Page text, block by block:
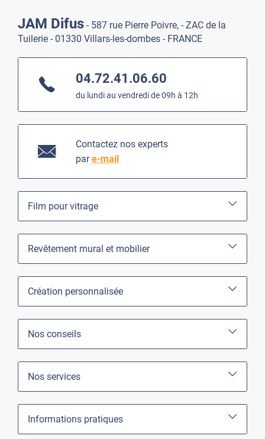
JAM Difus - 587 rue Pierre Poivre, - ZAC de la
Tuilerie - 01330 Villars-les-dombes - FRANCE
04.72.41.06.60
du lundi au vendredi de 09h à 12h
Contactez nos experts
pare-mail
Film pour vitrage
Revêtement mural et mobilier
Création personnalisée
Nos conseils
Nos services
Informations pratiques